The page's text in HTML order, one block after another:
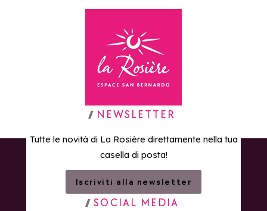
Torna alla home page
NEWSLETTER
Tutte le novità di La Rosière direttamente nella tua
casella di posta!
Iscriviti alla newsletter
SOCIAL MEDIA